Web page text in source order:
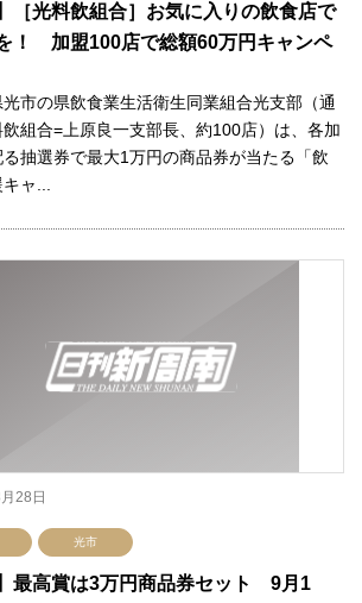
［光料飲組合］お気に入りの飲食店で
！ 加盟100店で総額60万円キャンペ
市の県飲食業生活衛生同業組合光支部（通
組合=上原良一支部長、約100店）は、各加
る抽選券で最大1万円の商品券が当たる「飲
ャ...
28日
光市
】最高賞は3万円商品券セット 9月1